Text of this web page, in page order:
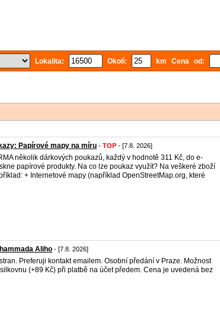
Lokalita: Okolí: km Cena od:
Papírové mapy na míru - TOP - [7.8. 2026]
několik dárkových poukazů, každý v hodnotě 311 Kč, do e-
papírové produkty. Na co lze poukaz využít? Na veškeré zboží
+ Internetové mapy (například OpenStreetMap.org, které
Aliho - [7.8. 2026]
Preferuji kontakt emailem. Osobní předání v Praze. Možnost
(+89 Kč) při platbě na účet předem. Cena je uvedená bez